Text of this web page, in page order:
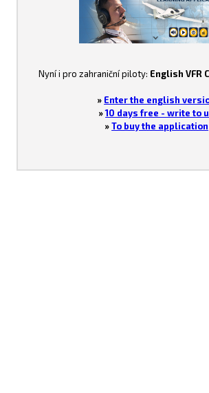
Nyní i pro zahraniční piloty: English VFR
» Enter the english
»10 days free - write to
»To buy the application